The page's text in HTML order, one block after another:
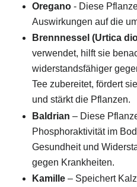
Oregano - Diese
Auswirkungen auf die
Brennnessel (Urtica
verwendet, hilft sie
widerstandsfähiger
Tee zubereitet, fördert
und stärkt die Pflanzen.
Baldrian – Diese
Phosphoraktivität im
Gesundheit und
gegen Krankheiten.
Kamille – Speichert